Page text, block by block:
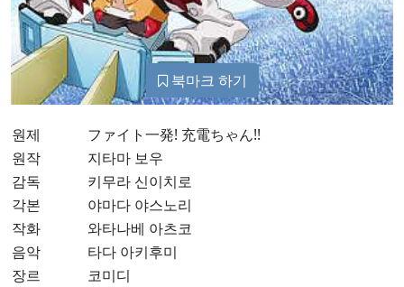
북마크 하기
원제
ファイト一発! 充電ちゃん!!
원작
지타마 보우
감독
키무라 신이치로
각본
야마다 야스노리
작화
와타나베 아츠코
음악
타다 아키후미
장르
코미디